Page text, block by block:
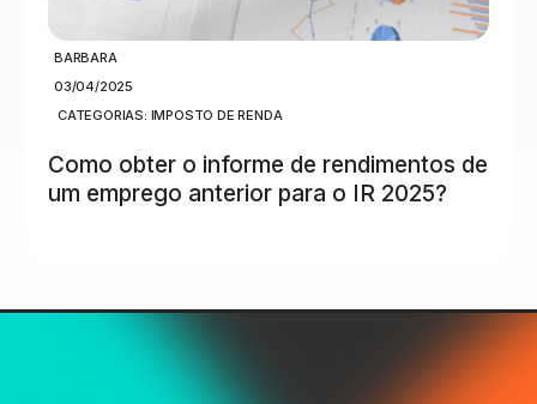
BARBARA
03/04/2025
CATEGORIAS: IMPOSTO DE RENDA
Como obter o informe de rendimentos de
um emprego anterior para o IR 2025?